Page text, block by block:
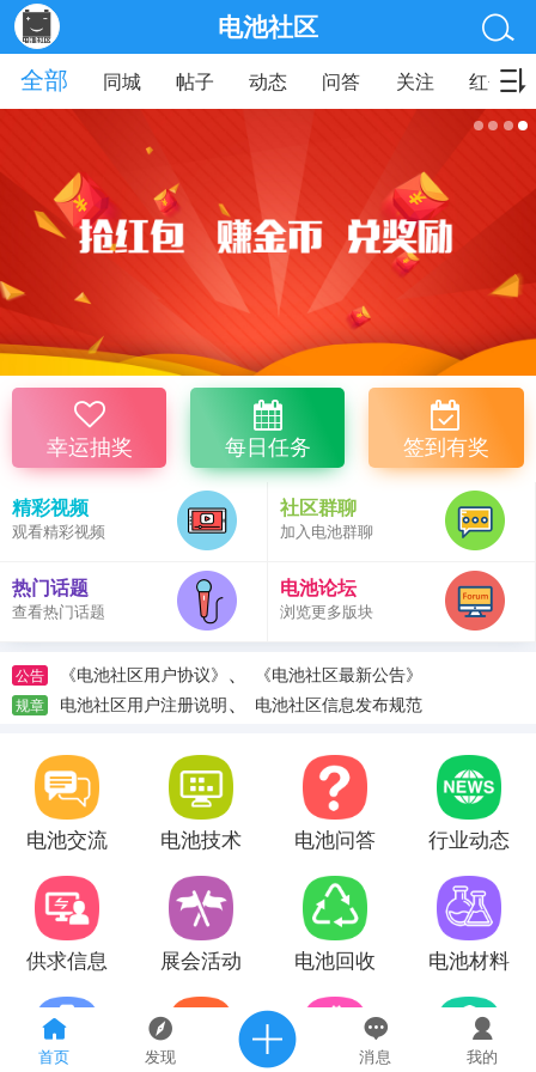
首页 发现 消息 我的
电池社区
全部
同城 帖子 动态 问答 关注 红包
幸运抽奖 每日任务 签到有奖
精彩视频
观看精彩视频
社区群聊
加入电池群聊
热门话题
查看热门话题
电池论坛
浏览更多版块
公告 《电池社区用户协议》 、 《电池社区最新公告》
规章 电池社区用户注册说明、 电池社区信息发布规范
电池交流 电池技术 电池问答 行业动态
供求信息 展会活动 电池回收 电池材料